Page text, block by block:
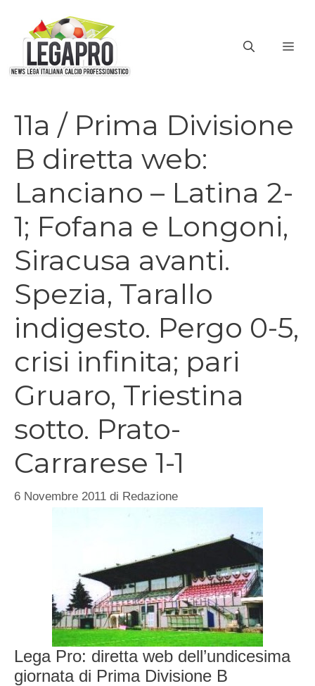
contenuto
11a / Prima Divisione
B diretta web:
Lanciano – Latina 2-
1; Fofana e Longoni,
Siracusa avanti.
Spezia, Tarallo
indigesto. Pergo 0-5,
crisi infinita; pari
Gruaro, Triestina
sotto. Prato-
Carrarese 1-1
6 Novembre 2011 di Redazione
Lega Pro: diretta web dell’undicesima
giornata di Prima Divisione B